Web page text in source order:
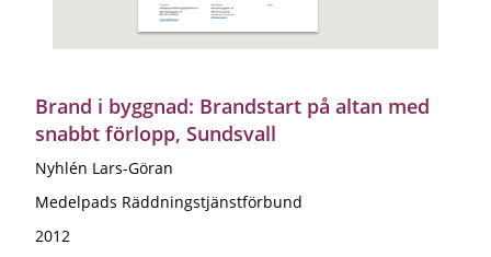
Brand i byggnad: Brandstart på altan med
snabbt förlopp, Sundsvall
Nyhlén Lars-Göran
Medelpads Räddningstjänstförbund
2012